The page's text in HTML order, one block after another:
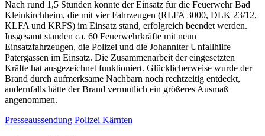
Nach rund 1,5 Stunden konnte der Einsatz für die Feuerwehr Bad
Kleinkirchheim, die mit vier Fahrzeugen (RLFA 3000, DLK 23/12,
KLFA und KRFS) im Einsatz stand, erfolgreich beendet werden.
Insgesamt standen ca. 60 Feuerwehrkräfte mit neun
Einsatzfahrzeugen, die Polizei und die Johanniter Unfallhilfe
Patergassen im Einsatz. Die Zusammenarbeit der eingesetzten
Kräfte hat ausgezeichnet funktioniert. Glücklicherweise wurde der
Brand durch aufmerksame Nachbarn noch rechtzeitig entdeckt,
andernfalls hätte der Brand vermutlich ein größeres Ausmaß
angenommen.
Presseaussendung Polizei Kärnten